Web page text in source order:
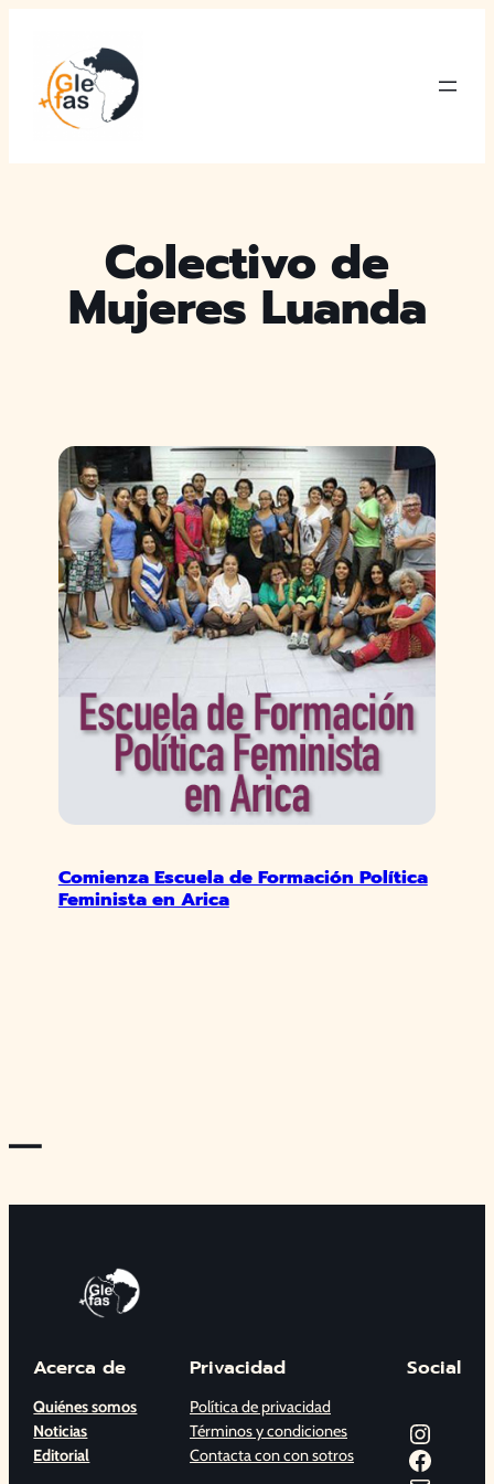
contenido
Colectivo de
Mujeres Luanda
Comienza Escuela de Formación Política
Feminista en Arica
—
Acerca de
Quiénes somos
Noticias
Editorial
Privacidad
Política de privacidad
Términos y condiciones
Contacta con con sotros
Social
Instagram
Facebook